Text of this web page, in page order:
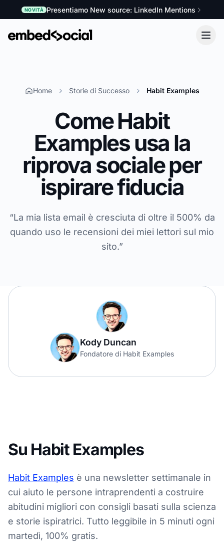
NOVITÀ Presentiamo New source: LinkedIn Mentions
Home Storie di Successo Habit Examples
Come Habit
Examples usa la
riprova sociale per
ispirare fiducia
“La mia lista email è cresciuta di oltre il 500% da
quando uso le recensioni dei miei lettori sul mio
sito.”
Kody Duncan
Fondatore di Habit Examples
Su Habit Examples
Habit Examples è una newsletter settimanale in
cui aiuto le persone intraprendenti a costruire
abitudini migliori con consigli basati sulla scienza
e storie ispiratrici. Tutto leggibile in 5 minuti ogni
martedì, 100% gratis.